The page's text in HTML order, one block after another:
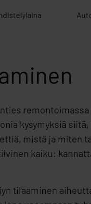
kysymyksiä
mistä ja miten
kaiku:
tilaaminen